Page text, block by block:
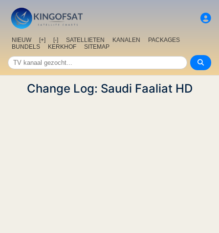
NIEUW [+] [-] SATELLIETEN KANALEN
PACKAGES
BUNDELS
KERKHOF SITEMAP
Change Log: Saudi Faaliat HD